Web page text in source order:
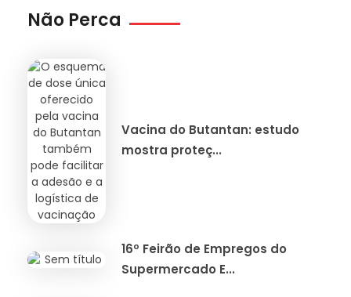
Não Perca
Vacina do Butantan: estudo
mostra proteç...
16º Feirão de Empregos do
Supermercado E...